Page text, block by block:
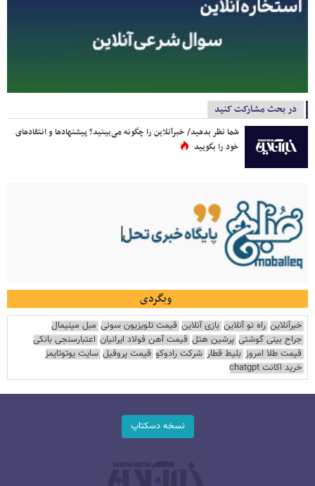
در بحث مشارکت کنید
شما نظر بدهید/ خبرآنلاین را چگونه می‌بینید؟ پیشنهادها و انتقادهای
خود را بگویید
وبگردی
خبرآنلاین راه نو آنلاین بازی آنلاین قیمت تلویزیون سونی مبل مینیمال
جراح بینی گوشتی پرشین هتل قیمت آهن فولاد ایرانیان اعتبارسنجی بانکی
قیمت طلا امروز بلیط قطار شرکت رادوکو قیمت پروفیل سایت یوتوتایمز
خرید اکانت chatgpt
نسخه دسکتاپ